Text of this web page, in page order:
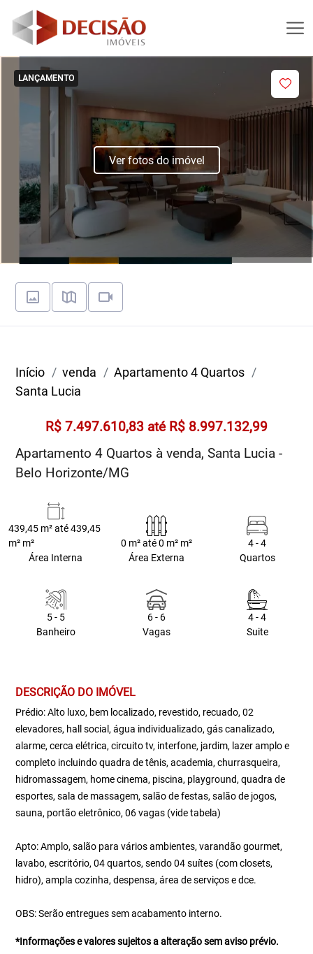
LANÇAMENTO
Ver fotos do imóvel
Início venda
Apartamento 4 Quartos
Santa Lucia
R$ 7.497.610,83 até R$ 8.997.132,99
Apartamento 4 Quartos à venda, Santa Lucia -
Belo Horizonte/MG
439,45 m² até 439,45
m² m²
Área Interna
0 m² até 0 m² m²
Área Externa
4 - 4
Quartos
5 - 5
Banheiro
6 - 6
Vagas
4 - 4
Suite
DESCRIÇÃO DO IMÓVEL
Prédio: Alto luxo, bem localizado, revestido, recuado, 02
elevadores, hall social, água individualizado, gás canalizado,
alarme, cerca elétrica, circuito tv, interfone, jardim, lazer amplo e
completo incluindo quadra de tênis, academia, churrasqueira,
hidromassagem, home cinema, piscina, playground, quadra de
esportes, sala de massagem, salão de festas, salão de jogos,
sauna, portão eletrônico, 06 vagas (vide tabela)
Apto: Amplo, salão para vários ambientes, varandão gourmet,
lavabo, escritório, 04 quartos, sendo 04 suítes (com closets,
hidro), ampla cozinha, despensa, área de serviços e dce.
OBS: Serão entregues sem acabamento interno.
*Informações e valores sujeitos a alteração sem aviso prévio.